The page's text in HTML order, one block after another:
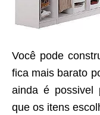
Você pode
fica mais barato
ainda é possivel
que os itens